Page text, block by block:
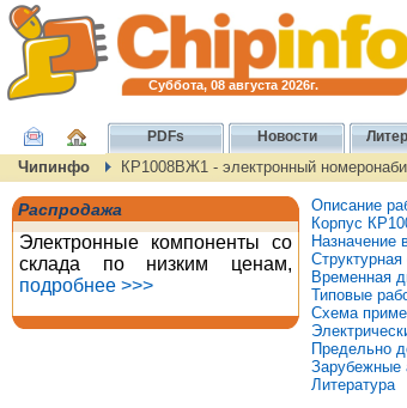
Суббота, 08 августа 2026г.
PDFs Новости
Чипинфо КР1008ВЖ1 - электронный
Распродажа
Электронные компоненты со
склада по низким ценам,
подробнее >>>
Описание
Корпус
Временная
Типовые
Схема
Предельно
Зарубежные
Литература